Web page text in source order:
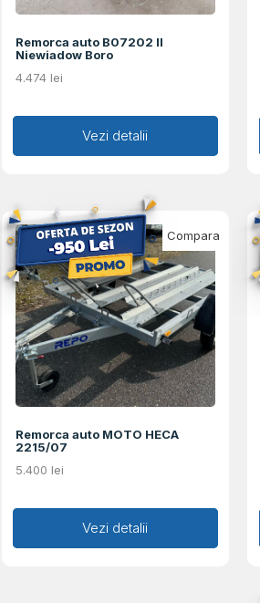
Remorca auto B07202 II
Niewiadow Boro
4.474 lei
Adaugă în coș
Vezi detalii
Remorca auto MOTO HECA
2215/07
5.400 lei
Adaugă în coș
Vezi detalii
Compara